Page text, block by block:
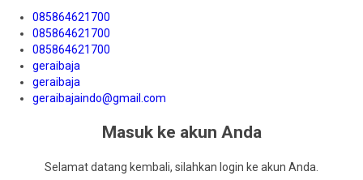
085864621700
085864621700
085864621700
geraibaja
geraibaja
geraibajaindo@gmail.com
Masuk ke akun Anda
Selamat datang kembali, silahkan login ke akun Anda.